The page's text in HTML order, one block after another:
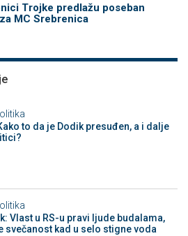
Trojke predlažu poseban
MC Srebrenica
to da je Dodik presuđen, a i dalje
Vlast u RS-u pravi ljude budalama,
svečanost kad u selo stigne voda